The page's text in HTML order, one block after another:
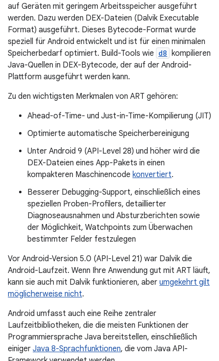
auf Geräten mit geringem Arbeitsspeicher ausgeführt
werden. Dazu werden DEX-Dateien (Dalvik Executable
Format) ausgeführt. Dieses Bytecode-Format wurde
speziell für Android entwickelt und ist für einen minimalen
Speicherbedarf optimiert. Build-Tools wie d8
kompilieren
Java-Quellen in DEX-Bytecode, der auf der Android-
Plattform ausgeführt werden kann.
Zu den wichtigsten Merkmalen von ART gehören:
Ahead-of-Time- und Just-in-Time-Kompilierung (JIT)
Optimierte automatische Speicherbereinigung
Unter Android 9 (API-Level 28) und höher wird die
DEX-Dateien eines App-Pakets in einen
kompakteren Maschinencode konvertiert.
Besserer Debugging-Support, einschließlich eines
speziellen Proben-Profilers, detaillierter
Diagnoseausnahmen und Absturzberichten sowie
der Möglichkeit, Watchpoints zum Überwachen
bestimmter Felder festzulegen
Vor Android-Version 5.0 (API-Level 21) war Dalvik die
Android-Laufzeit. Wenn Ihre Anwendung gut mit ART läuft,
kann sie auch mit Dalvik funktionieren, aber umgekehrt gilt
möglicherweise nicht.
Android umfasst auch eine Reihe zentraler
Laufzeitbibliotheken, die die meisten Funktionen der
Programmiersprache Java bereitstellen, einschließlich
einiger Java 8-Sprachfunktionen, die vom Java API-